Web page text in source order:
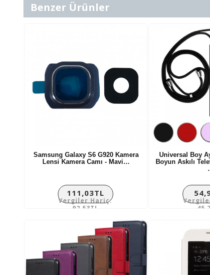
Benzer Ürünler
Samsung Galaxy S6 G920 Kamera
Lensi Kamera Camı - Mavi…
111,03TL
Vergiler Hariç:
92,53TL
Universal Boy
Boyun Askılı